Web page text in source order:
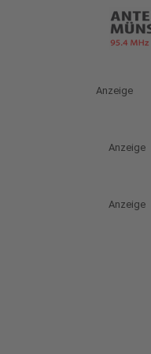
Anzeige
Anzeige
Anzeige